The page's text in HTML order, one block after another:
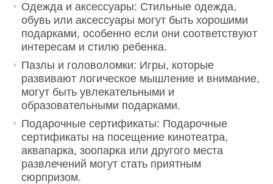
Одежда и аксессуары: Стильные одежда,
обувь или аксессуары могут быть хорошими
подарками, особенно если они соответствуют
интересам и стилю ребенка.
Пазлы и головоломки: Игры, которые
развивают логическое мышление и внимание,
могут быть увлекательными и
образовательными подарками.
Подарочные сертификаты: Подарочные
сертификаты на посещение кинотеатра,
аквапарка, зоопарка или другого места
развлечений могут стать приятным
сюрпризом.